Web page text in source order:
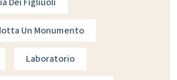
Un Monumento
Laboratorio